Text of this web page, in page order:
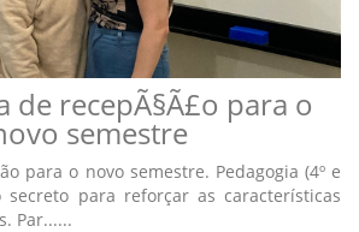
de recepÃ§Ã£o para o
semestre
para o novo semestre. Pedagogia (4º e
secreto para reforçar as características
Par......